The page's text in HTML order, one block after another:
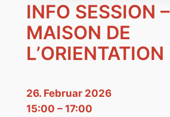
INFO SESSION –
MAISON DE
L’ORIENTATION
26. Februar 2026
15:00 – 17:00